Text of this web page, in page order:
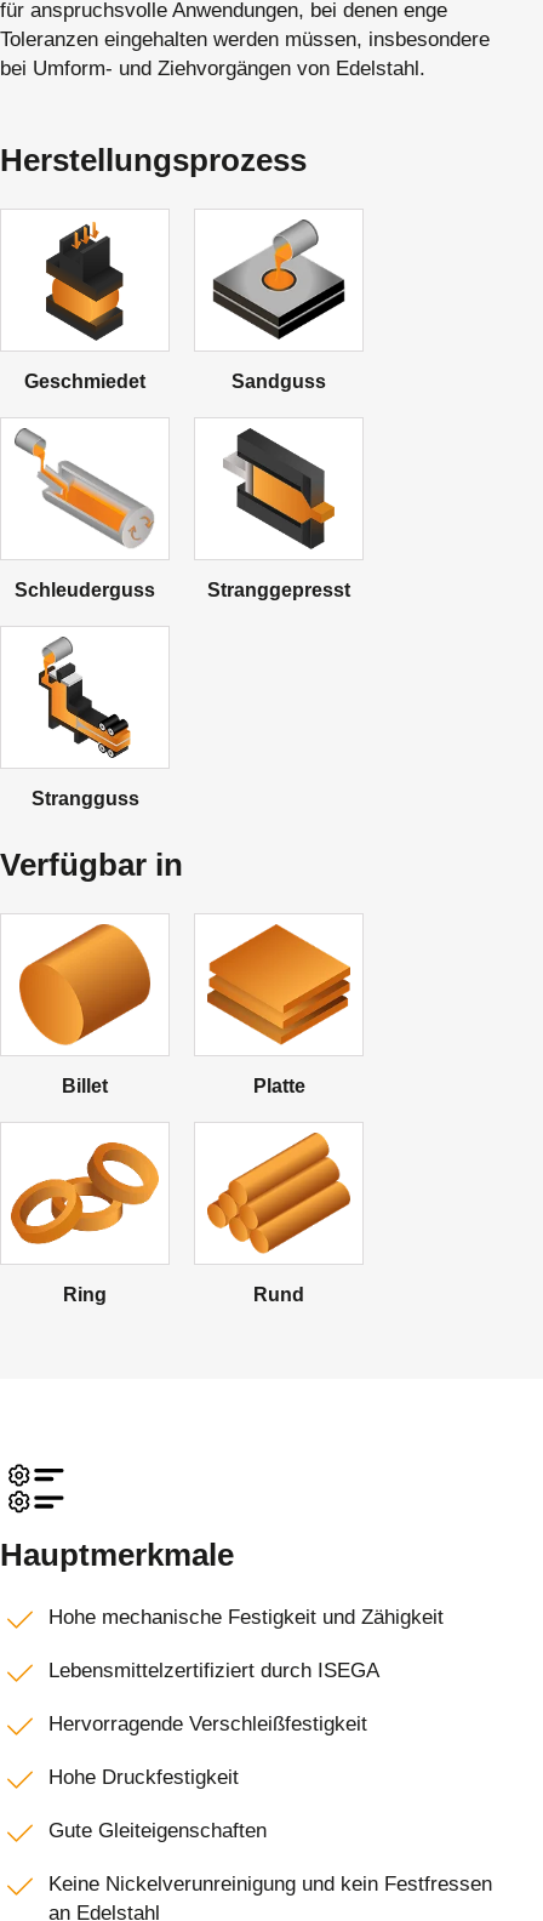
für anspruchsvolle Anwendungen, bei denen enge
Toleranzen eingehalten werden müssen, insbesondere
bei Umform- und Ziehvorgängen von Edelstahl.
Herstellungsprozess
Geschmiedet Sandguss
Schleuderguss Stranggepresst
Strangguss
Verfügbar in
Billet Platte
Ring Rund
Hauptmerkmale
Hohe mechanische Festigkeit und Zähigkeit
Lebensmittelzertifiziert durch ISEGA
Hervorragende Verschleißfestigkeit
Hohe Druckfestigkeit
Gute Gleiteigenschaften
Keine Nickelverunreinigung und kein Festfressen
an Edelstahl